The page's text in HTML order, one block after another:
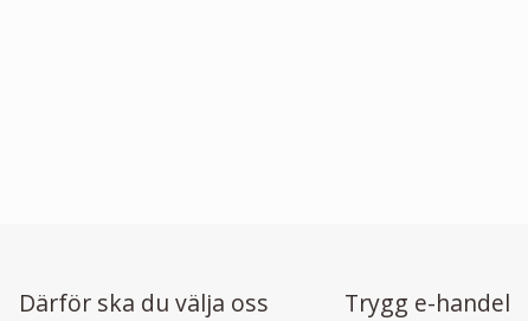
Därför ska du välja oss Trygg e-handel